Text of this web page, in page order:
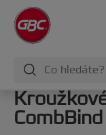
CombBind